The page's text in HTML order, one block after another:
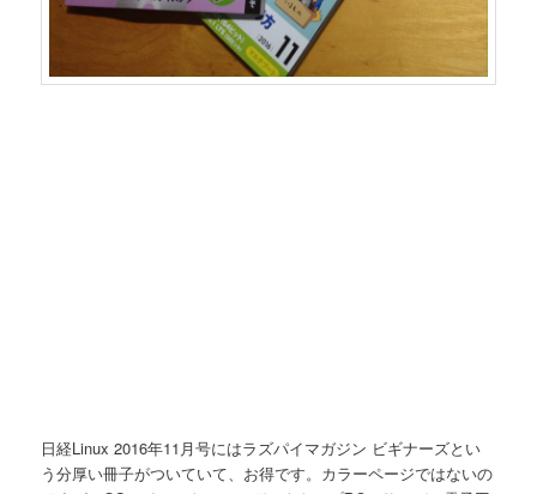
日経Linux 2016年11月号にはラズパイマガジン ビギナーズとい
う分厚い冊子がついていて、お得です。カラーページではないの